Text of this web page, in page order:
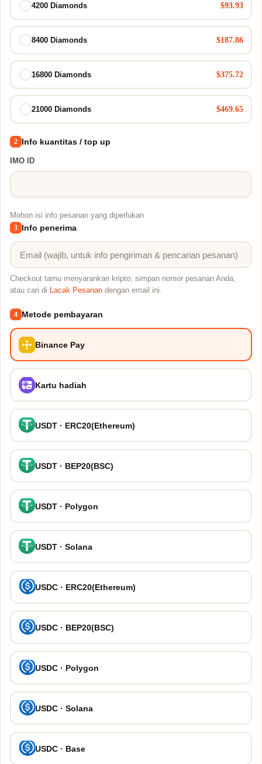
4200 Diamonds $93.93
8400 Diamonds $187.86
16800 Diamonds $375.72
21000 Diamonds $469.65
2 Info kuantitas / top up
IMO ID
Mohon isi info pesanan yang diperlukan
3 Info penerima
Checkout tamu menyarankan kripto; simpan nomor pesanan Anda,
atau cari di Lacak Pesanan dengan email ini.
4 Metode pembayaran
Binance Pay
Kartu hadiah
USDT · ERC20(Ethereum)
USDT · BEP20(BSC)
USDT · Polygon
USDT · Solana
USDC · ERC20(Ethereum)
USDC · BEP20(BSC)
USDC · Polygon
USDC · Solana
USDC · Base